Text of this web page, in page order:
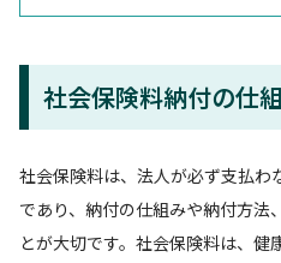
社会保険料納付の仕
社会保険料は、法人が必ず支払わ
であり、納付の仕組みや納付方法
とが大切です。社会保険料は、